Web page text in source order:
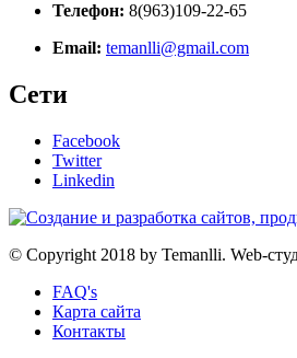
Телефон: 8(963)109-22-65
Email: temanlli@gmail.com
Сети
Facebook
Twitter
Linkedin
© Copyright 2018 by Temanlli. Web-
FAQ's
Карта сайта
Контакты